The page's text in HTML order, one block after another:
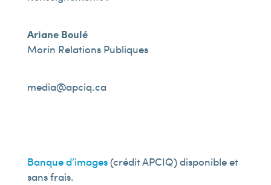
Ariane Boulé
Morin Relations Publiques
media@apciq.ca
Banque d’images(crédit APCIQ) disponible et
sans frais.